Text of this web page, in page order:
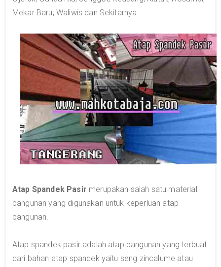
Mekar Baru, Waliwis dan Sekitarnya.
Atap Spandek Pasir merupakan salah satu material
bangunan yang digunakan untuk keperluan atap
bangunan.
Atap spandek pasir adalah atap bangunan yang terbuat
dari bahan atap spandek yaitu seng zincalume atau